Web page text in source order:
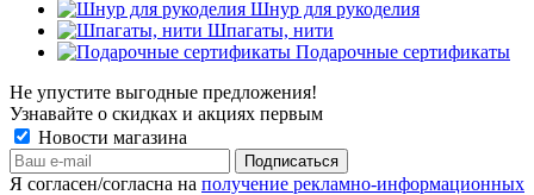
Шнур для рукоделия
Шпагаты, нити
Подарочные сертификаты
Не упустите выгодные предложения!
Узнавайте о скидках и акциях первым
Новости магазина
Я согласен/согласна на получение рекламно-информационных